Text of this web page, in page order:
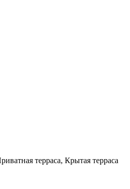
терраса, Крытая терраса